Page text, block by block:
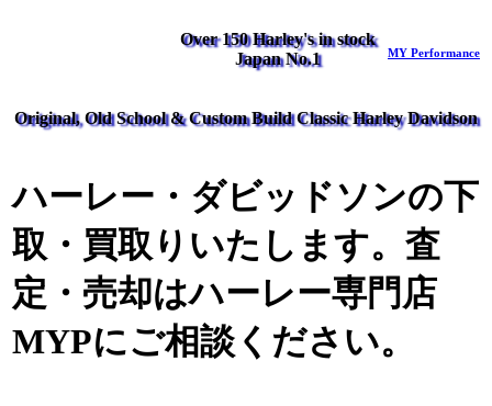
Over 150 Harley's in stock
Japan No.1
MY Performance
Original, Old School & Custom Build Classic Harley Davidson
ハーレー・ダビッドソンの下
取・買取りいたします。査
定・売却はハーレー専門店
MYPにご相談ください。